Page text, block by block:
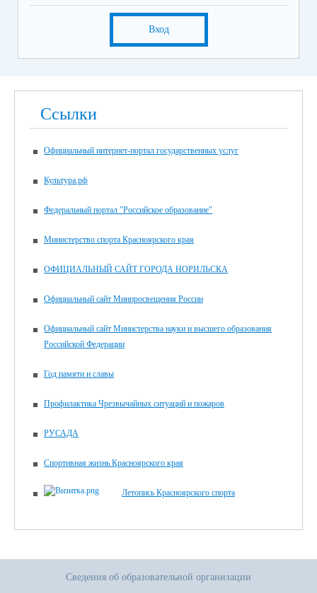
Вход
Ссылки
Официальный интернет-портал государственных услуг
Культура.рф
Федеральный портал "Российское образование"
Министерство спорта Красноярского края
ОФИЦИАЛЬНЫЙ САЙТ ГОРОДА НОРИЛЬСКА
Официальный сайт Минпросвещения России
Официальный сайт Министерства науки и высшего образования
Российской Федерации
Год памяти и славы
Профилактика Чрезвычайных ситуаций и пожаров
РУСАДА
Спортивная жизнь Красноярского края
Летопись Красноярского спорта
Сведения об образовательной организации